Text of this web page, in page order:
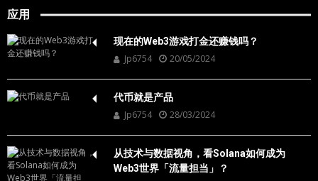
应用
现在的Web3游戏打金还赚钱吗？
Jp6754 20/05/2024
代币就是产品
Jp6754 28/03/2024
从技术与数据视角，看Solana如何成为
Web3世界「流量担当」？